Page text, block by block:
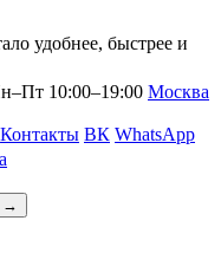
удобнее, быстрее и
10:00–19:00 Москва
Контакты ВК WhatsApp
→